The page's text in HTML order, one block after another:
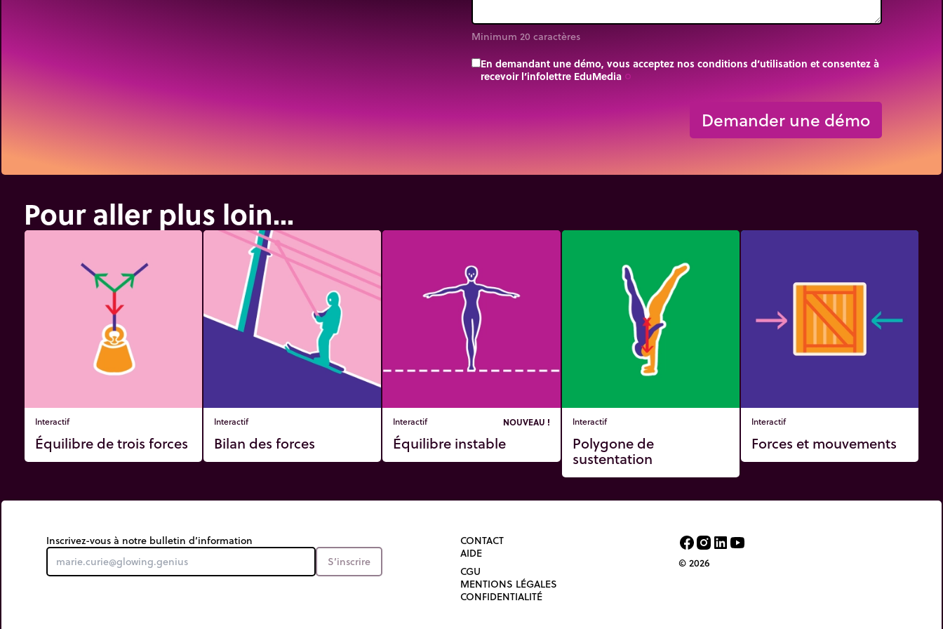
Minimum 20 caractères
En demandant une démo, vous acceptez nos conditions d’utilisation et consentez à
recevoir l’infolettre EduMedia trip_origin
Demander une démo
Pour aller plus loin...
Interactif
Équilibre de trois forces
Interactif
Bilan des forces
Interactif NOUVEAU !
Équilibre instable
Interactif
Polygone de
sustentation
Interactif
Forces et mouvements
Inscrivez-vous à notre bulletin d’information
S’inscrire
CONTACT
AIDE
CGU
MENTIONS LÉGALES
CONFIDENTIALITÉ
© 2026